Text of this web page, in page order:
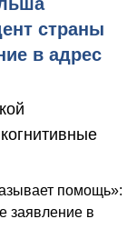
страны
в адрес